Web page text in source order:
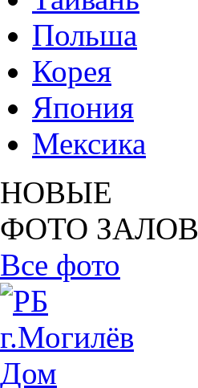
Польша
Корея
Япония
Мексика
НОВЫЕ
ФОТО ЗАЛОВ
Все фото